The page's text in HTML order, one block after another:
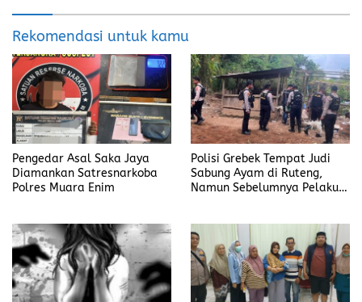
Rekomendasi untuk kamu
Pengedar Asal Saka Jaya
Diamankan Satresnarkoba
Polres Muara Enim
Polisi Grebek Tempat Judi
Sabung Ayam di Ruteng,
Namun Sebelumnya Pelaku